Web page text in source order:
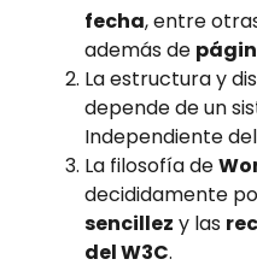
fecha, entre
además de
La estructura y
depende de un
Independiente
La filosofía de
decididamente
sencillez y las
del W3C.